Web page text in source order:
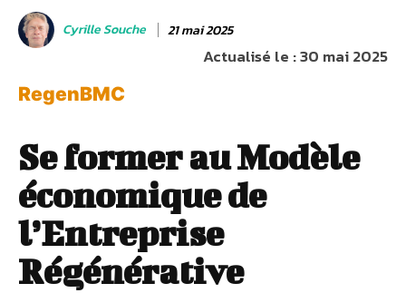
Cyrille Souche 21 mai 2025
Actualisé le :30 mai 2025
RegenBMC
Se former au Modèle
économique de
l’Entreprise
Régénérative